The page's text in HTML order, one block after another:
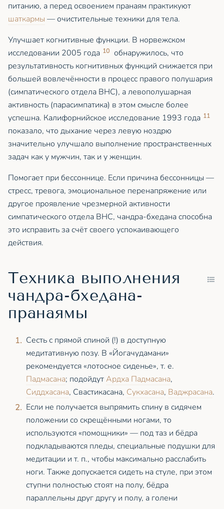
питанию, а перед освоением пранаям практикуют
шаткармы — очистительные техники для тела.
Улучшает когнитивные функции. В норвежском
исследовании 2005 года 10 обнаружилось, что
результативность когнитивных функций снижается при
большей вовлечённости в процесс правого полушария
(симпатического отдела ВНС), а левополушарная
активность (парасимпатика) в этом смысле более
успешна. Калифорнийское исследование 1993 года 11
показало, что дыхание через левую ноздрю
значительно улучшало выполнение пространственных
задач как у мужчин, так и у женщин.
Помогает при бессоннице. Если причина бессонницы —
стресс, тревога, эмоциональное перенапряжение или
другое проявление чрезмерной активности
симпатического отдела ВНС, чандра-бхедана способна
это исправить за счёт своего успокаивающего
действия.
Техника выполнения
чандра-бхедана-
пранаямы
Сесть с прямой спиной (!) в доступную
медитативную позу. В «Йогачудамани»
рекомендуется «лотосное сиденье», т. е.
Падмасана; подойдутАрдха Падмасана,
Сиддхасана, Свастикасана, Сукхасана, Ваджрасана.
Если не получается выпрямить спину в сидячем
положении со скрещёнными ногами, то
используются «помощники» — под таз и бёдра
подкладываются пледы, специальные подушки для
медитации и т. п., чтобы максимально расслабить
ноги. Также допускается сидеть на стуле, при этом
ступни полностью стоят на полу, бёдра
параллельны друг другу и полу, а голени